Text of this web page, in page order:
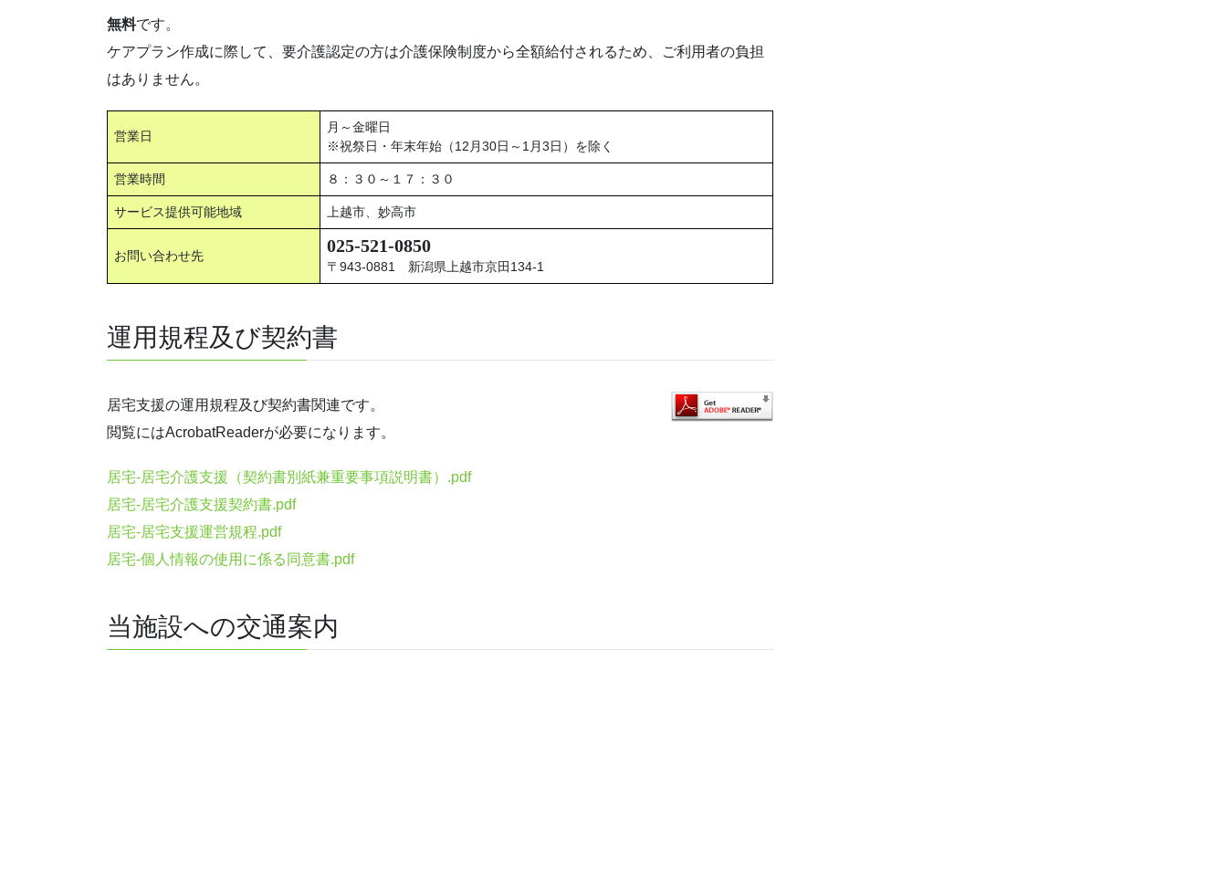
無料です。
ケアプラン作成に際して、要介護認定の方は介護保険制度から全額給付されるため、ご利用者の負担
はありません。
営業日
月～金曜日
※祝祭日・年末年始（12月30日～1月3日）を除く
営業時間 ８：３０～１７：３０
サービス提供可能地域 上越市、妙高市
お問い合わせ先 025-521-0850
〒943-0881 新潟県上越市京田134-1
運用規程及び契約書
居宅支援の運用規程及び契約書関連です。
閲覧にはAcrobatReaderが必要になります。
居宅-居宅介護支援（契約書別紙兼重要事項説明書）.pdf
居宅-居宅介護支援契約書.pdf
居宅-居宅支援運営規程.pdf
居宅-個人情報の使用に係る同意書.pdf
当施設への交通案内